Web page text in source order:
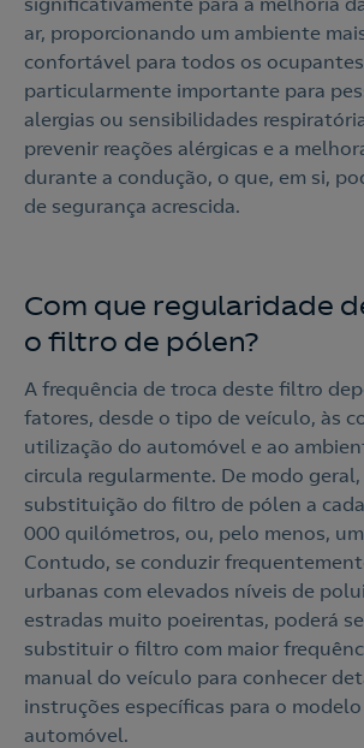
ar, proporcionando um ambiente
confortável para todos os
particularmente importante para
alergias ou sensibilidades
prevenir reações alérgicas e a
durante a condução, o que, em si,
de segurança acrescida.
Com que regularidade
o filtro de pólen?
A frequência de troca deste filtro
fatores, desde o tipo de veículo, às
utilização do automóvel e ao
circula regularmente. De modo
substituição do filtro de pólen a
000 quilómetros, ou, pelo menos,
Contudo, se conduzir
urbanas com elevados níveis de
estradas muito poeirentas, poderá
substituir o filtro com maior
manual do veículo para conhecer
instruções específicas para o
automóvel.